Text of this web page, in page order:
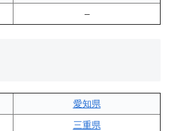
–
愛知県
三重県